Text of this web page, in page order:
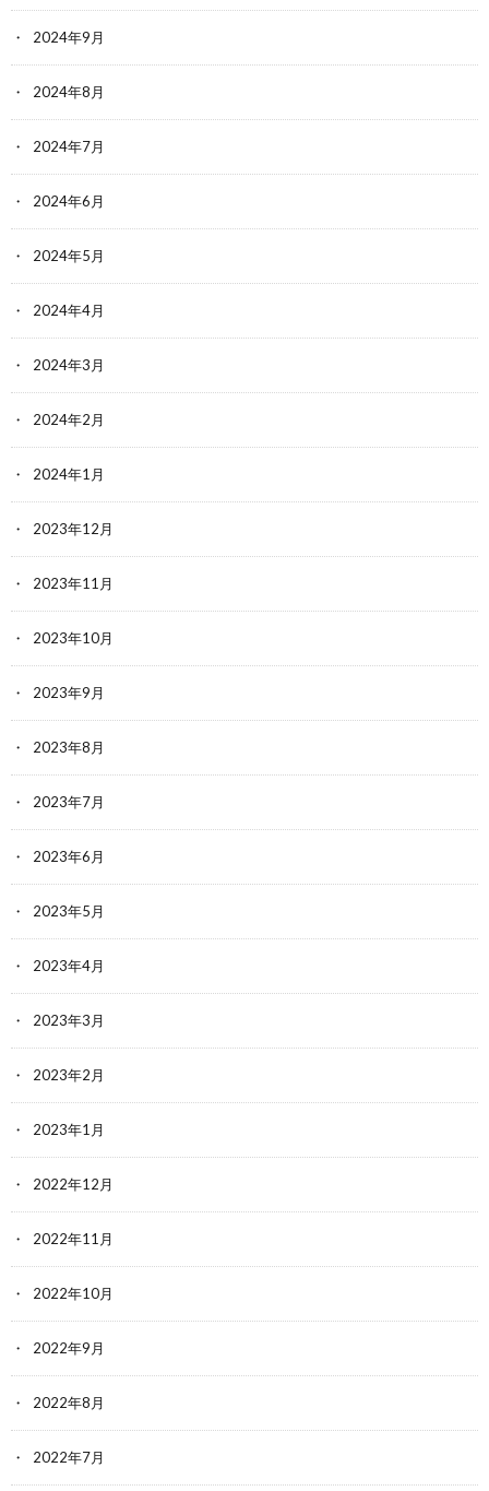
2024年9月
2024年8月
2024年7月
2024年6月
2024年5月
2024年4月
2024年3月
2024年2月
2024年1月
2023年12月
2023年11月
2023年10月
2023年9月
2023年8月
2023年7月
2023年6月
2023年5月
2023年4月
2023年3月
2023年2月
2023年1月
2022年12月
2022年11月
2022年10月
2022年9月
2022年8月
2022年7月